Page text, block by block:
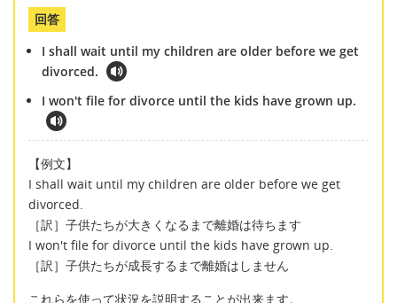
回答
I shall wait until my children are older before we get
divorced.
I won't file for divorce until the kids have grown up.
【例文】
I shall wait until my children are older before we get
divorced.
［訳］子供たちが大きくなるまで離婚は待ちます
I won't file for divorce until the kids have grown up.
［訳］子供たちが成長するまで離婚はしません
これらを使って状況を説明することが出来ます。